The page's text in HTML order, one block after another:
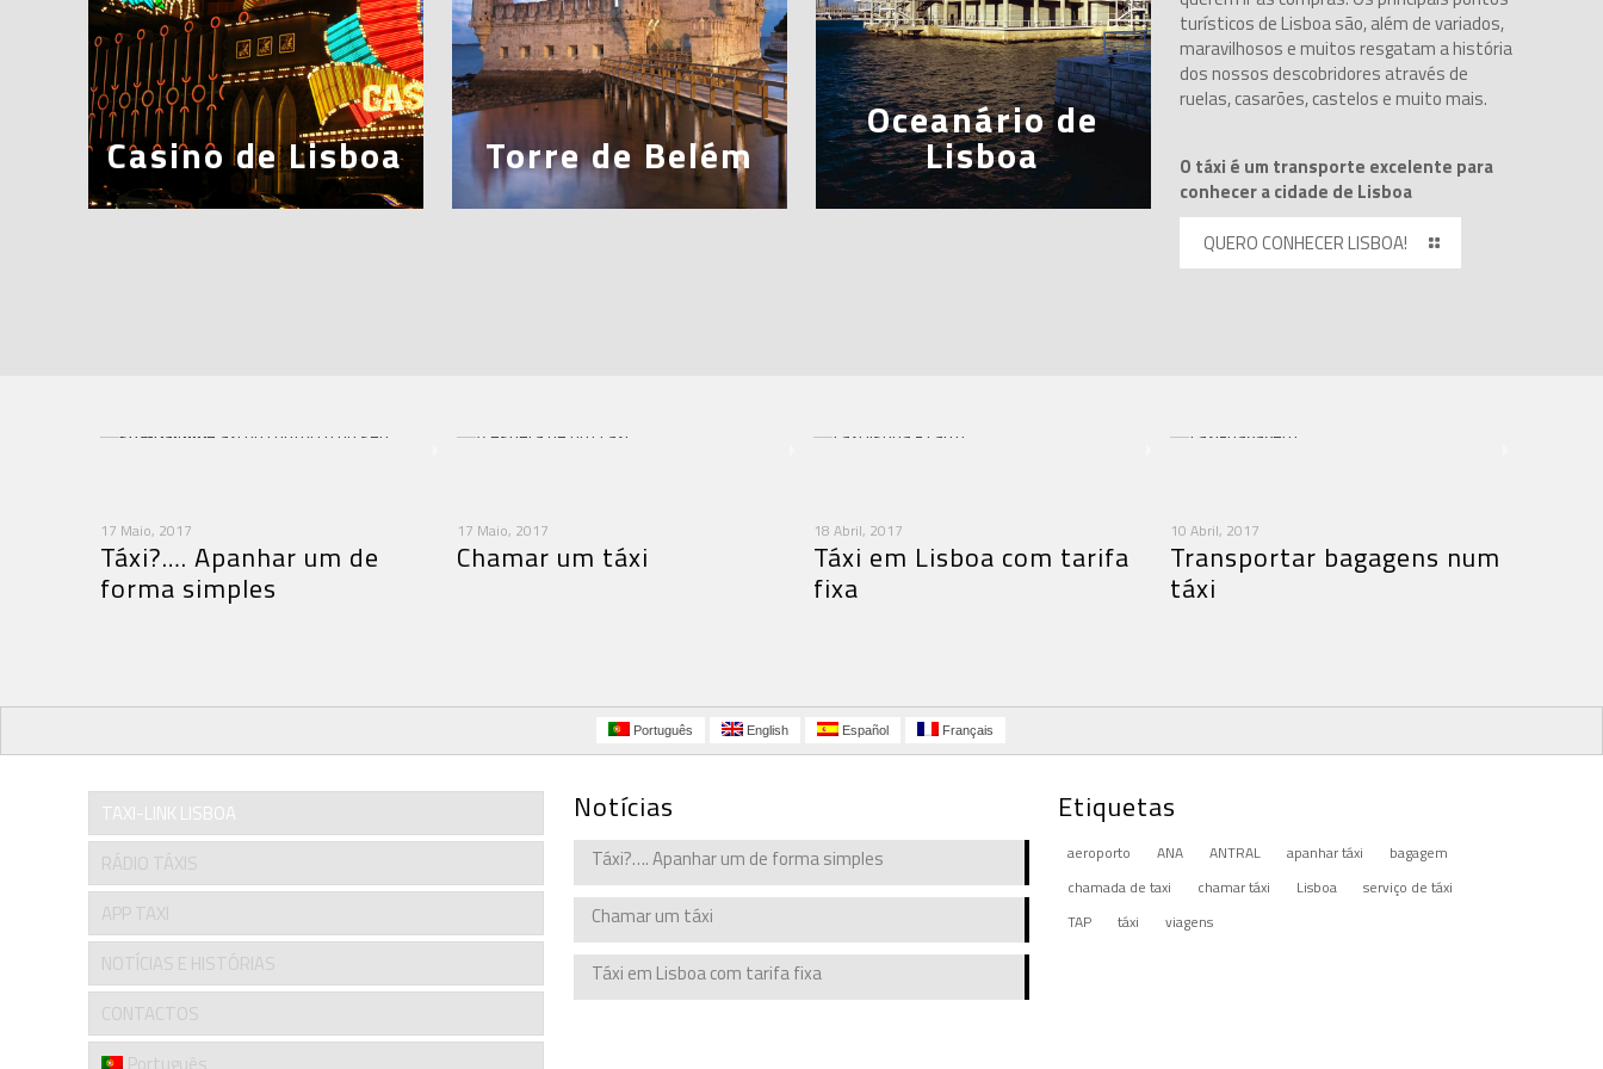
Casino de Lisboa Torre de Belém
Oceanário de
Lisboa
turísticos de Lisboa são, além de variados,
maravilhosos e muitos resgatam a história
dos nossos descobridores através de
ruelas, casarões, castelos e muito mais.
O táxi é um transporte excelente para
conhecer a cidade de Lisboa
QUERO CONHECER LISBOA!
17 Maio, 2017
Táxi?…. Apanhar um de
forma simples
17 Maio, 2017
Chamar um táxi
18 Abril, 2017
Táxi em Lisboa com tarifa
fixa
10 Abril, 2017
Transportar bagagens num
táxi
TAXI-LINK LISBOA
RÁDIO TÁXIS
APP TAXI
NOTÍCIAS E HISTÓRIAS
CONTACTOS
Notícias
Táxi?…. Apanhar um de forma simples
Chamar um táxi
Táxi em Lisboa com tarifa fixa
Etiquetas
aeroporto ANA ANTRAL apanhar táxi
bagagem
chamada de taxi
chamar táxi Lisboa
serviço de táxi
TAP
táxi viagens
Português English Español Français